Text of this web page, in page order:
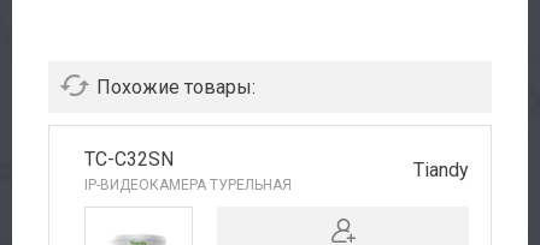
Похожие товары:
TC-C32SN
IP-ВИДЕОКАМЕРА ТУРЕЛЬНАЯ
Tiandy